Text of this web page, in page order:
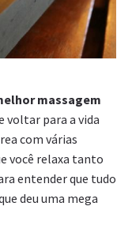
massagem
voltar para a vida
com várias
você relaxa tanto
entender que tudo
deu uma mega